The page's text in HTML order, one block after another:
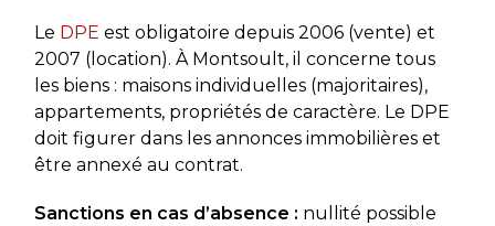
Le DPE est obligatoire depuis 2006 (vente) et
2007 (location). À Montsoult, il concerne tous
les biens : maisons individuelles (majoritaires),
appartements, propriétés de caractère. Le DPE
doit figurer dans les annonces immobilières et
être annexé au contrat.
Sanctions en cas d’absence : nullité possible